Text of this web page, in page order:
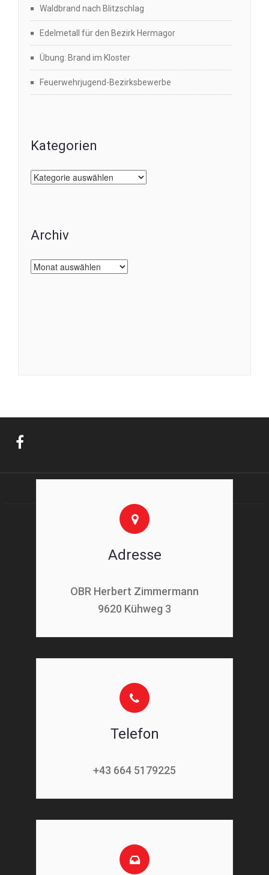
Waldbrand nach Blitzschlag
Edelmetall für den Bezirk Hermagor
Übung: Brand im Kloster
Feuerwehrjugend-Bezirksbewerbe
Kategorien
Kategorien
Archiv
Archiv
Adresse
OBR Herbert Zimmermann
9620 Kühweg 3
Telefon
+43 664 5179225